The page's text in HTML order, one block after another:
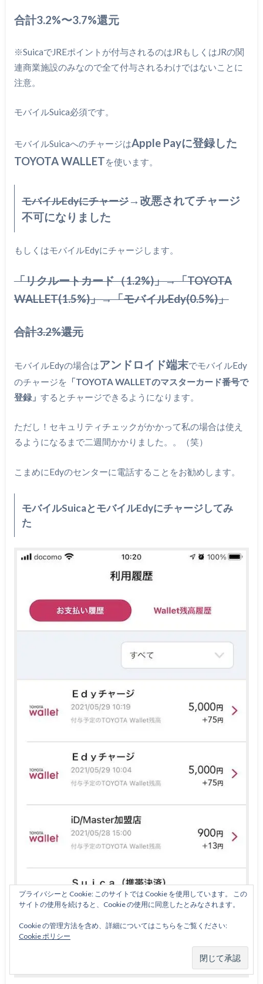
合計3.2%〜3.7%還元
※SuicaでJREポイントが付与されるのはJRもしくはJRの関
連商業施設のみなので全て付与されるわけではないことに
注意。
モバイルSuica必須です。
モバイルSuicaへのチャージはApple Payに登録した
TOYOTA WALLETを使います。
モバイルEdyにチャージ→改悪されてチャージ
不可になりました
もしくはモバイルEdyにチャージします。
「リクルートカード（1.2%)」→「TOYOTA
WALLET(1.5%)」→「モバイルEdy(0.5%)」
合計3.2%還元
モバイルEdyの場合はアンドロイド端末でモバイルEdy
のチャージを 「TOYOTA WALLETのマスターカード番号で
登録」 するとチャージできるようになります。
ただし！セキュリティチェックがかかって私の場合は使え
るようになるまで二週間かかりました。。（笑）
こまめにEdyのセンターに電話することをお勧めします。
モバイルSuicaとモバイルEdyにチャージしてみ
た
プライバシーと Cookie: このサイトでは Cookie を使用しています。 この
サイトの使用を続けると、Cookie の使用に同意したとみなされます。
Cookie の管理方法を含め、詳細についてはこちらをご覧ください:
Cookie ポリシー